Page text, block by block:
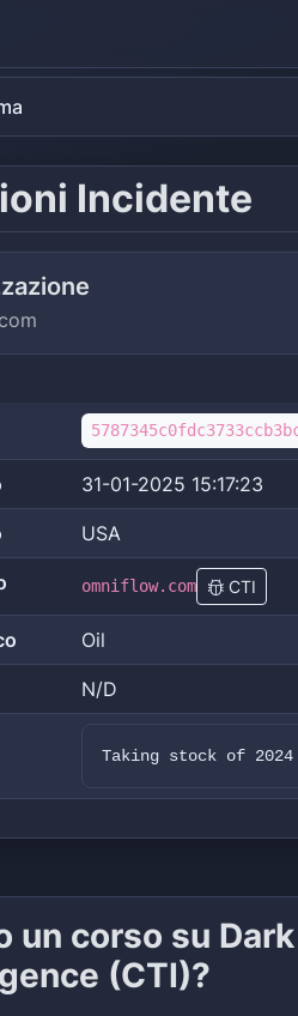
Incidente
31-01-2025 15:17:23
USA
omniflow.com CTI
Oil
N/D
Taking stock of
un corso su
(CTI)?